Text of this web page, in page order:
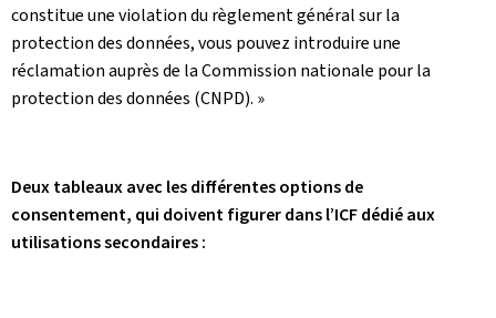
constitue une violation du règlement général sur la
protection des données, vous pouvez introduire une
réclamation auprès de la Commission nationale pour la
protection des données (CNPD). »
Deux tableaux avec les différentes options de
consentement, qui doivent figurer dans l’ICF dédié aux
utilisations secondaires :